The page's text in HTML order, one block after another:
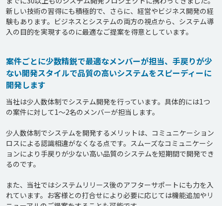
新しい技術の習得にも積極的で、さらに、経営やビジネス開発の経
験もあります。ビジネスとシステムの両方の視点から、システム導
案件ごとに少数精鋭で最適なメンバーが担当、手戻りが少
ない開発スタイルで品質の高いシステムをスピーディーに
開発します
当社は少人数体制でシステム開発を行っています。具体的には1つ
の案件に対して1～2名のメンバーが担当します。
少人数体制でシステムを開発するメリットは、コミュニケーション
ロスによる認識相違がなくなる点です。スムーズなコミュニケーシ
ョンにより手戻りが少ない高い品質のシステムを短期間で開発でき
るのです。
また、当社ではシステムリリース後のアフターサポートにも力を入
れています。お客様との打合せにより必要に応じては機能追加やリ